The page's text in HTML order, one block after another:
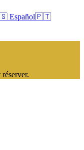
Español🇵🇹